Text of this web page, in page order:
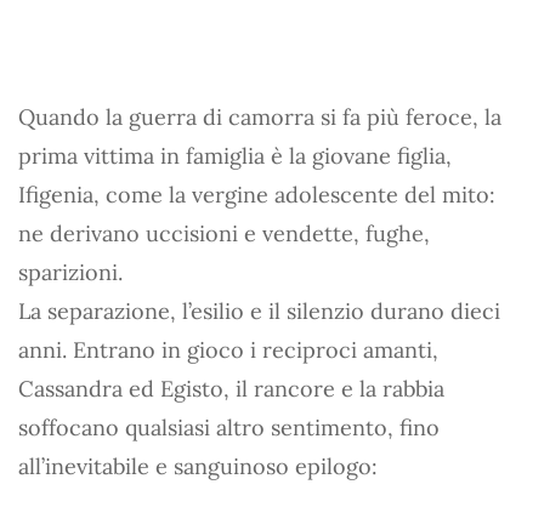
Quando la guerra di camorra si fa più feroce, la
prima vittima in famiglia è la giovane figlia,
Ifigenia, come la vergine adolescente del mito:
ne derivano uccisioni e vendette, fughe,
sparizioni.
La separazione, l’esilio e il silenzio durano dieci
anni. Entrano in gioco i reciproci amanti,
Cassandra ed Egisto, il rancore e la rabbia
soffocano qualsiasi altro sentimento, fino
all’inevitabile e sanguinoso epilogo: